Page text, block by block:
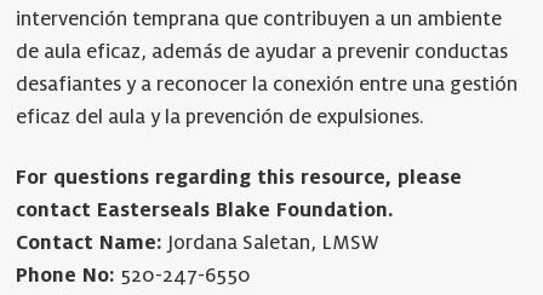
intervención temprana que contribuyen a un ambiente
de aula eficaz, además de ayudar a prevenir conductas
desafiantes y a reconocer la conexión entre una gestión
eficaz del aula y la prevención de expulsiones.
For questions regarding this resource, please
contact Easterseals Blake Foundation.
Contact Name: Jordana Saletan, LMSW
Phone No: 520-247-6550